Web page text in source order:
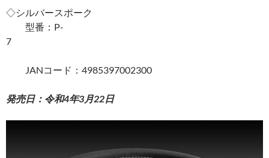
◇シルバースポーク
型番：P-
7
JANコード：4985397002300
発売日：令和4年3月22日